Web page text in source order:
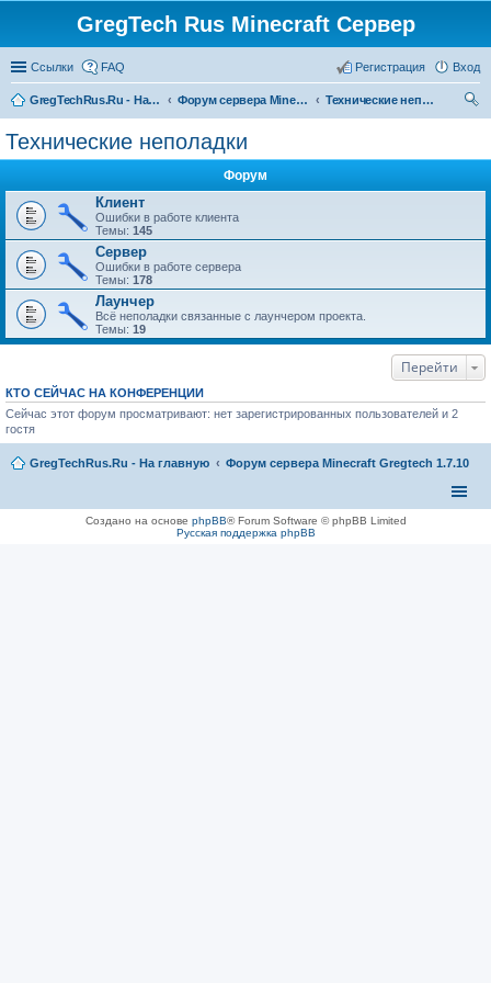
GregTech Rus Minecraft Сервер
Ссылки FAQ Вход
Регистрация
GregTechRus.Ru - На главную Форум сервера Minecraft Gregtech 1.7.10
Технические неполадки
Технические неполадки
Форум
Клиент
Ошибки в работе клиента
Темы: 145
Сервер
Ошибки в работе сервера
Темы: 178
Лаунчер
Всё неполадки связанные с лаунчером проекта.
Темы: 19
Перейти
КТО СЕЙЧАС НА КОНФЕРЕНЦИИ
Сейчас этот форум просматривают: нет зарегистрированных пользователей и 2
гостя
GregTechRus.Ru - На главную Форум сервера Minecraft Gregtech 1.7.10
Создано на основе phpBB® Forum Software © phpBB Limited
Русская поддержка phpBB